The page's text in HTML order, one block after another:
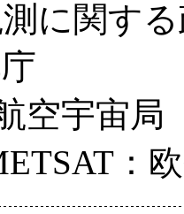
測に関
航空宇
：欧